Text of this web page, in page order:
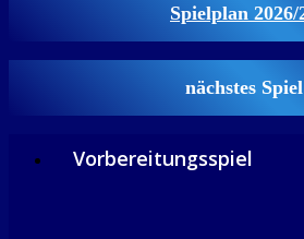
Spielplan 2026/
nächstes Spiel
Vorbereitungsspiel